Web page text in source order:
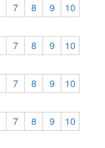
7 8 9
10
7 8 9
10
7 8 9
10
7 8 9
10